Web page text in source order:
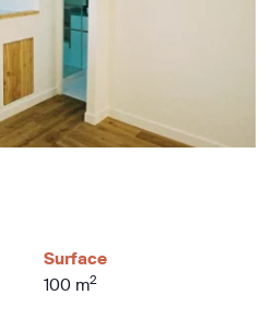
Surface
100 m2